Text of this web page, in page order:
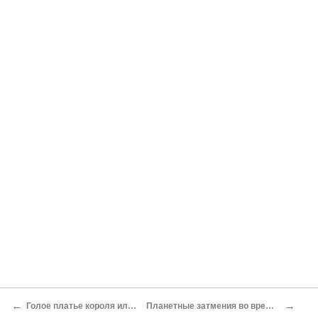
← Голое платье короля или МЛМ на IT Сергей Голубицкий Планетные затмения во время и после «Кеплера» Дмитрий Вибе →